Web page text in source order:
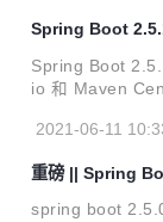
Spring Boot
Spring Boot
io 和 Maven
er-parent</
于官方在 发布
如果你...
2021-06-11
重磅 || Spring
spring boot